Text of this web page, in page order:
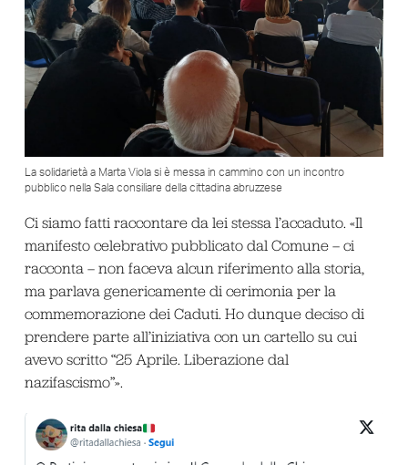
La solidarietà a Marta Viola si è messa in cammino con un incontro
pubblico nella Sala consiliare della cittadina abruzzese
Ci siamo fatti raccontare da lei stessa l’accaduto. «Il
manifesto celebrativo pubblicato dal Comune – ci
racconta – non faceva alcun riferimento alla storia,
ma parlava genericamente di cerimonia per la
commemorazione dei Caduti. Ho dunque deciso di
prendere parte all’iniziativa con un cartello su cui
avevo scritto “25 Aprile. Liberazione dal
nazifascismo”».